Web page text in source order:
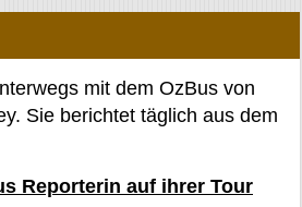
mit dem OzBus von
Sie berichtet täglich aus dem
Reporterin auf ihrer Tour